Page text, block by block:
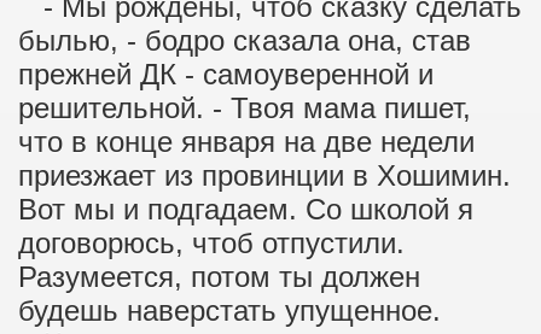
- Мы рождены, чтоб сказку сделать
былью, - бодро сказала она, став
прежней ДК - самоуверенной и
решительной. - Твоя мама пишет,
что в конце января на две недели
приезжает из провинции в Хошимин.
Вот мы и подгадаем. Со школой я
договорюсь, чтоб отпустили.
Разумеется, потом ты должен
будешь наверстать упущенное.